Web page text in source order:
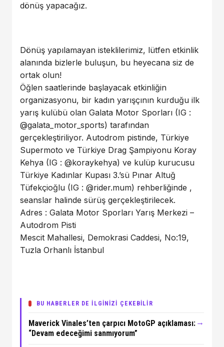
dönüş yapacağız.
Dönüş yapılamayan isteklilerimiz, lütfen etkinlik
alanında bizlerle buluşun, bu heyecana siz de
ortak olun!
Öğlen saatlerinde başlayacak etkinliğin
organizasyonu, bir kadın yarışçının kurduğu ilk
yarış kulübü olan Galata Motor Sporları (IG :
@galata_motor_sports) tarafından
gerçekleştiriliyor. Autodrom pistinde, Türkiye
Supermoto ve Türkiye Drag Şampiyonu Koray
Kehya (IG : @koraykehya) ve kulüp kurucusu
Türkiye Kadınlar Kupası 3.’sü Pınar Altuğ
Tüfekçioğlu (IG : @rider.mum) rehberliğinde ,
seanslar halinde sürüş gerçekleştirilecek.
Adres : Galata Motor Sporları Yarış Merkezi –
Autodrom Pisti
Mescit Mahallesi, Demokrasi Caddesi, No:19,
Tuzla Orhanlı İstanbul
BU HABERLER DE İLGİNİZİ ÇEKEBİLİR
Maverick Vinales’ten çarpıcı MotoGP açıklaması:
“Devam edeceğimi sanmıyorum”
→